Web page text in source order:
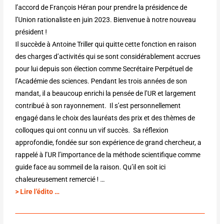
l’accord de François Héran pour prendre la présidence de
l’Union rationaliste en juin 2023. Bienvenue à notre nouveau
président !
Il succède à Antoine Triller qui quitte cette fonction en raison
des charges d’activités qui se sont considérablement accrues
pour lui depuis son élection comme Secrétaire Perpétuel de
l’Académie des sciences. Pendant les trois années de son
mandat, il a beaucoup enrichi la pensée de l’UR et largement
contribué à son rayonnement. Il s’est personnellement
engagé dans le choix des lauréats des prix et des thèmes de
colloques qui ont connu un vif succès. Sa réflexion
approfondie, fondée sur son expérience de grand chercheur, a
rappelé à l’UR l’importance de la méthode scientifique comme
guide face au sommeil de la raison. Qu’il en soit ici
chaleureusement remercié ! …
> Lire l’édito …